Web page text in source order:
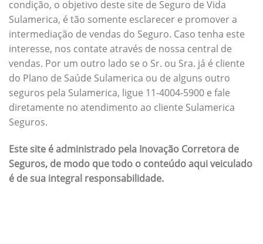
condição, o objetivo deste site de Seguro de Vida
Sulamerica, é tão somente esclarecer e promover a
intermediação de vendas do Seguro. Caso tenha este
interesse, nos contate através de nossa central de
vendas. Por um outro lado se o Sr. ou Sra. já é cliente
do Plano de Saúde Sulamerica ou de alguns outro
seguros pela Sulamerica, ligue 11-4004-5900 e fale
diretamente no atendimento ao cliente Sulamerica
Seguros.
Este site é administrado pela Inovação Corretora de
Seguros, de modo que todo o conteúdo aqui veiculado
é de sua integral responsabilidade.